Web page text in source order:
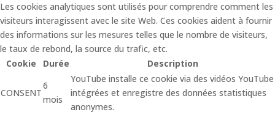
Les cookies analytiques sont utilisés pour comprendre comment les
visiteurs interagissent avec le site Web. Ces cookies aident à fournir
des informations sur les mesures telles que le nombre de visiteurs,
le taux de rebond, la source du trafic, etc.
Cookie
Durée Description
CONSENT
6
mois
YouTube installe ce cookie via des vidéos YouTube
intégrées et enregistre des données statistiques
anonymes.